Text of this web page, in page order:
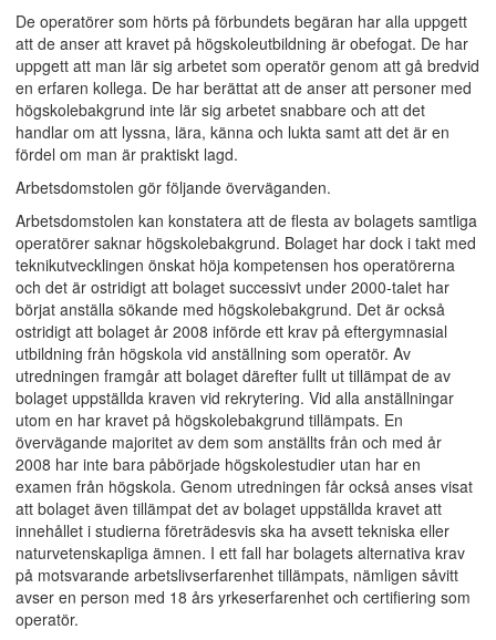
De operatörer som hörts på förbundets begäran har alla uppgett
att de anser att kravet på högskoleutbildning är obefogat. De har
uppgett att man lär sig arbetet som operatör genom att gå bredvid
en erfaren kollega. De har berättat att de anser att personer med
högskolebakgrund inte lär sig arbetet snabbare och att det
handlar om att lyssna, lära, känna och lukta samt att det är en
fördel om man är praktiskt lagd.
Arbetsdomstolen gör följande överväganden.
Arbetsdomstolen kan konstatera att de flesta av bolagets samtliga
operatörer saknar högskolebakgrund. Bolaget har dock i takt med
teknikutvecklingen önskat höja kompetensen hos operatörerna
och det är ostridigt att bolaget successivt under 2000-talet har
börjat anställa sökande med högskolebakgrund. Det är också
ostridigt att bolaget år 2008 införde ett krav på eftergymnasial
utbildning från högskola vid anställning som operatör. Av
utredningen framgår att bolaget därefter fullt ut tillämpat de av
bolaget uppställda kraven vid rekrytering. Vid alla anställningar
utom en har kravet på högskolebakgrund tillämpats. En
övervägande majoritet av dem som anställts från och med år
2008 har inte bara påbörjade högskolestudier utan har en
examen från högskola. Genom utredningen får också anses visat
att bolaget även tillämpat det av bolaget uppställda kravet att
innehållet i studierna företrädesvis ska ha avsett tekniska eller
naturvetenskapliga ämnen. I ett fall har bolagets alternativa krav
på motsvarande arbetslivserfarenhet tillämpats, nämligen såvitt
avser en person med 18 års yrkeserfarenhet och certifiering som
operatör.